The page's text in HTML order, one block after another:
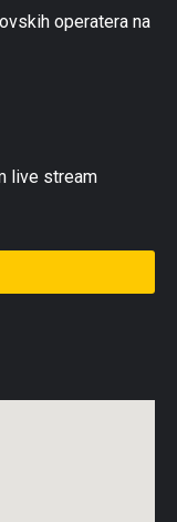
operatera na
live stream